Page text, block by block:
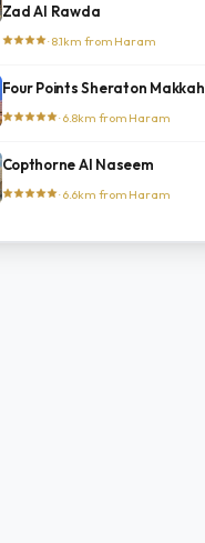
Zad Al Rawda
· 8.1km from Haram
Four Points Sheraton Makkah
· 6.8km from Haram
Copthorne Al Naseem
· 6.6km from Haram